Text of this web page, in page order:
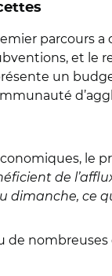
parcours a
et le
un
le
de
dimanche, ce
de